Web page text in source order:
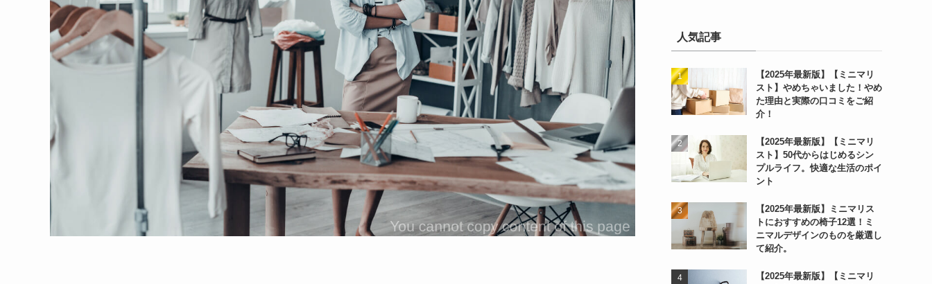
人気記事
【2025年最新版】【ミニマリ
スト】やめちゃいました！やめ
た理由と実際の口コミをご紹
介！
【2025年最新版】【ミニマリ
スト】50代からはじめるシン
プルライフ。快適な生活のポイ
ント
【2025年最新版】ミニマリス
トにおすすめの椅子12選！ミ
ニマルデザインのものを厳選し
て紹介。
【2025年最新版】【ミニマリ